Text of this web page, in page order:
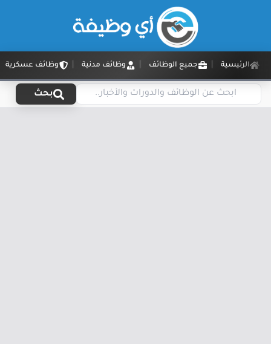
الرئيسية جميع الوظائف وظائف مدنية وظائف عسكرية
بحث